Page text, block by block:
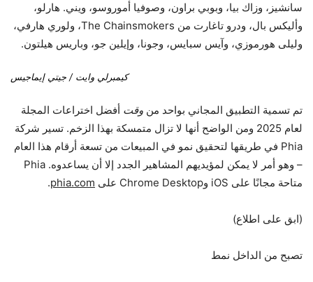
سانشيز، وزاك بيا، وبوبي براون، وصوفيا أموروسو، ويني. هارلو،
وأليكس بال، ودرو تاغارت من The Chainsmokers، ولوري هارفي،
وليلى هورموزي، وآيس سبايس، وجونا، وإيلين جو، وباريس هيلتون.
كيمبرلي وايت / جيتي إيماجيس
تم تسمية التطبيق المجاني بواحد من وقت أفضل اختراعات المجلة
لعام 2025 ومن الواضح أنها لا تزال متمسكة بهذا الزخم. تسير شركة
Phia في طريقها لتحقيق نمو في المبيعات من تسعة أرقام هذا العام
– وهو أمر لا يمكن لمؤيديهم المشاهير الجدد إلا أن يساعدوه. Phia
متاحة مجانًا على iOS وChrome Desktop على
phia.com
.
(ابق على اطلاع)
تصبح من الداخل نمط